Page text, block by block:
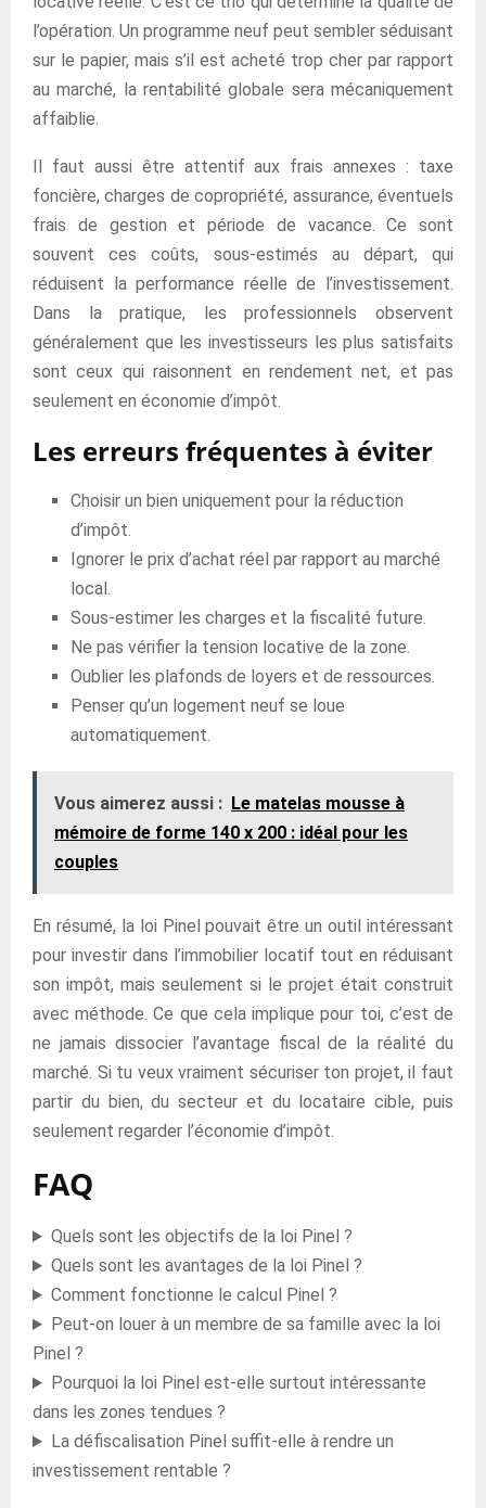
l’opération. Un programme neuf peut sembler séduisant
sur le papier, mais s’il est acheté trop cher par rapport
au marché, la rentabilité globale sera mécaniquement
affaiblie.
Il faut aussi être attentif aux frais annexes : taxe
foncière, charges de copropriété, assurance, éventuels
frais de gestion et période de vacance. Ce sont
souvent ces coûts, sous-estimés au départ, qui
réduisent la performance réelle de l’investissement.
Dans la pratique, les professionnels observent
généralement que les investisseurs les plus satisfaits
sont ceux qui raisonnent en rendement net, et pas
seulement en économie d’impôt.
Les erreurs fréquentes à éviter
Choisir un bien uniquement pour la réduction
d’impôt.
Ignorer le prix d’achat réel par rapport au marché
local.
Sous-estimer les charges et la fiscalité future.
Ne pas vérifier la tension locative de la zone.
Oublier les plafonds de loyers et de ressources.
Penser qu’un logement neuf se loue
automatiquement.
Vous aimerez aussi : Le matelas mousse à
mémoire de forme 140 x 200 : idéal pour les
couples
En résumé, la loi Pinel pouvait être un outil intéressant
pour investir dans l’immobilier locatif tout en réduisant
son impôt, mais seulement si le projet était construit
avec méthode. Ce que cela implique pour toi, c’est de
ne jamais dissocier l’avantage fiscal de la réalité du
marché. Si tu veux vraiment sécuriser ton projet, il faut
partir du bien, du secteur et du locataire cible, puis
seulement regarder l’économie d’impôt.
FAQ
Quels sont les objectifs de la loi Pinel ?
Quels sont les avantages de la loi Pinel ?
Comment fonctionne le calcul Pinel ?
Peut-on louer à un membre de sa famille avec la loi
Pinel ?
Pourquoi la loi Pinel est-elle surtout intéressante
dans les zones tendues ?
La défiscalisation Pinel suffit-elle à rendre un
investissement rentable ?